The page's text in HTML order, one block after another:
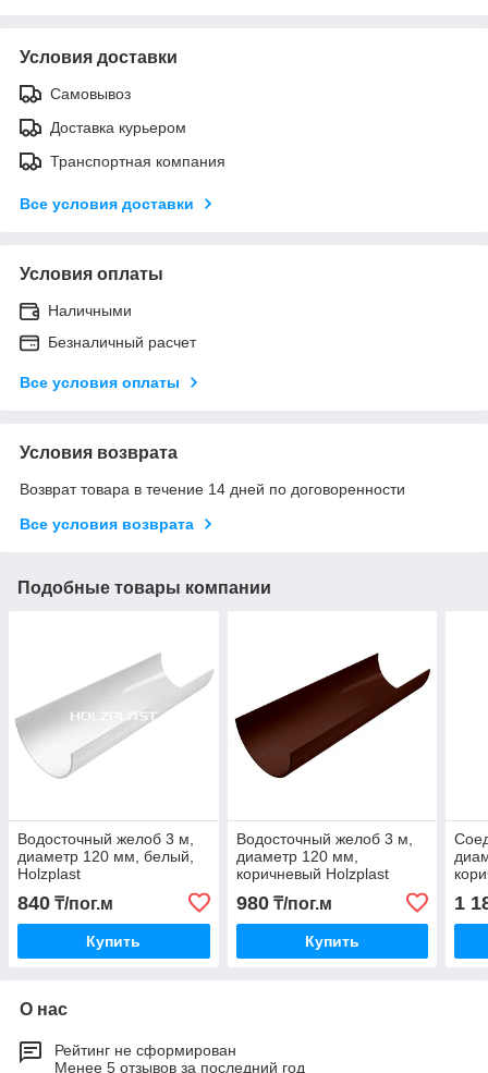
Условия доставки
Самовывоз
Доставка курьером
Транспортная компания
Все условия доставки
Условия оплаты
Наличными
Безналичный расчет
Все условия оплаты
Условия возврата
Возврат товара в течение 14 дней по договоренности
Все условия возврата
Подобные товары компании
Водосточный желоб 3 м,
диаметр 120 мм, белый,
Holzplast
840 ₸/пог.м
Купить
Водосточный желоб 3 м,
диаметр 120 мм,
коричневый Holzplast
980₸/пог.м
Купить
1
О нас
Рейтинг не сформирован
Менее 5 отзывов за последний год